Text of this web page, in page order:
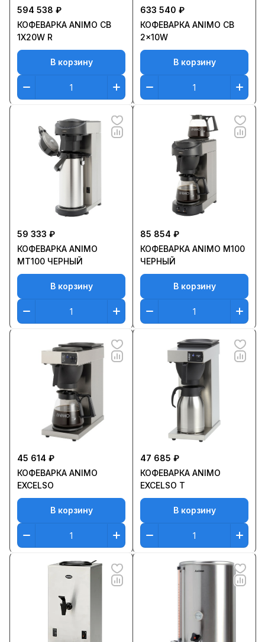
594 538 ₽
КОФЕВАРКА ANIMO CB
1X20W R
В корзину
633 540 ₽
КОФЕВАРКА ANIMO CB
2x10W
В корзину
59 333 ₽
КОФЕВАРКА ANIMO
MT100 ЧЕРНЫЙ
В корзину
85 854 ₽
КОФЕВАРКА ANIMO M100
ЧЕРНЫЙ
В корзину
45 614 ₽
КОФЕВАРКА ANIMO
EXCELSO
В корзину
47 685 ₽
КОФЕВАРКА ANIMO
EXCELSO T
В корзину